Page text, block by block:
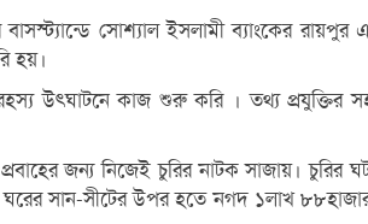
সোশ্যাল ইসলামী ব্যাংকের
হয়।
উৎঘাটনে কাজ শুরু করি । তথ্য প্রযুক্তির
জন্য নিজেই চুরির নাটক সাজায়। চুরির
ঘরের সান-সীটের উপর হতে নগদ ১লাখ